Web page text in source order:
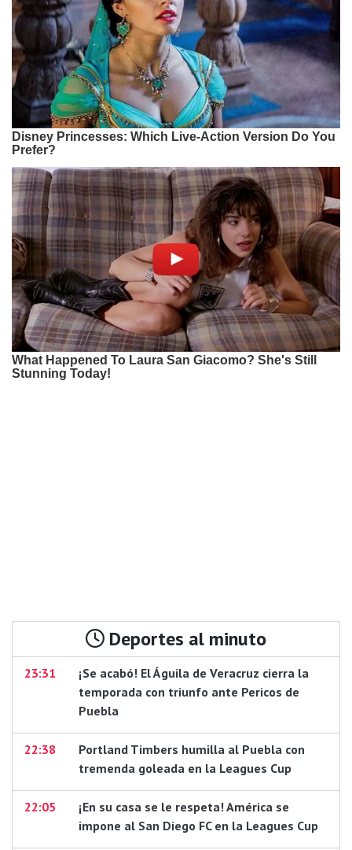
Deportes al minuto
23:31
¡Se acabó! El Águila de Veracruz cierra la
temporada con triunfo ante Pericos de
Puebla
22:38
Portland Timbers humilla al Puebla con
tremenda goleada en la Leagues Cup
22:05
¡En su casa se le respeta! América se
impone al San Diego FC en la Leagues Cup